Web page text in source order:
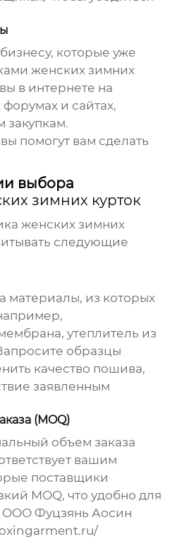
которые уже
женских зимних
в интернете на
и сайтах,
закупкам.
помогут вам сделать
выбора
зимних курток
женских зимних
следующие
материалы, из которых
утеплитель из
образцы
качество пошива,
заявленным
(MOQ)
объем заказа
вашим
поставщики
MOQ, что удобно для
ООО Фуцзянь Аосин